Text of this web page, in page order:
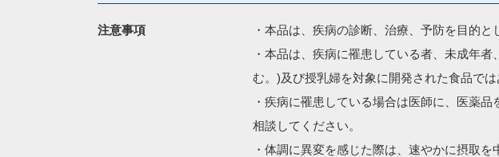
注意事項
・本品は、疾病の診断、治療、予防を目的と
・本品は、疾病に罹患している者、未成年
む。)及び授乳婦を対象に開発された食品では
・疾病に罹患している場合は医師に、医薬
相談してください。
・体調に異変を感じた際は、速やかに摂取を